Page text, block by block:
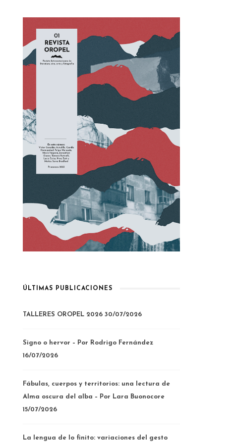
ÚLTIMAS PUBLICACIONES
TALLERES OROPEL 2026 30/07/2026
Signo o hervor – Por Rodrigo Fernández
16/07/2026
Fábulas, cuerpos y territorios: una lectura de
Alma oscura del alba – Por Lara Buonocore
15/07/2026
La lengua de lo finito: variaciones del gesto